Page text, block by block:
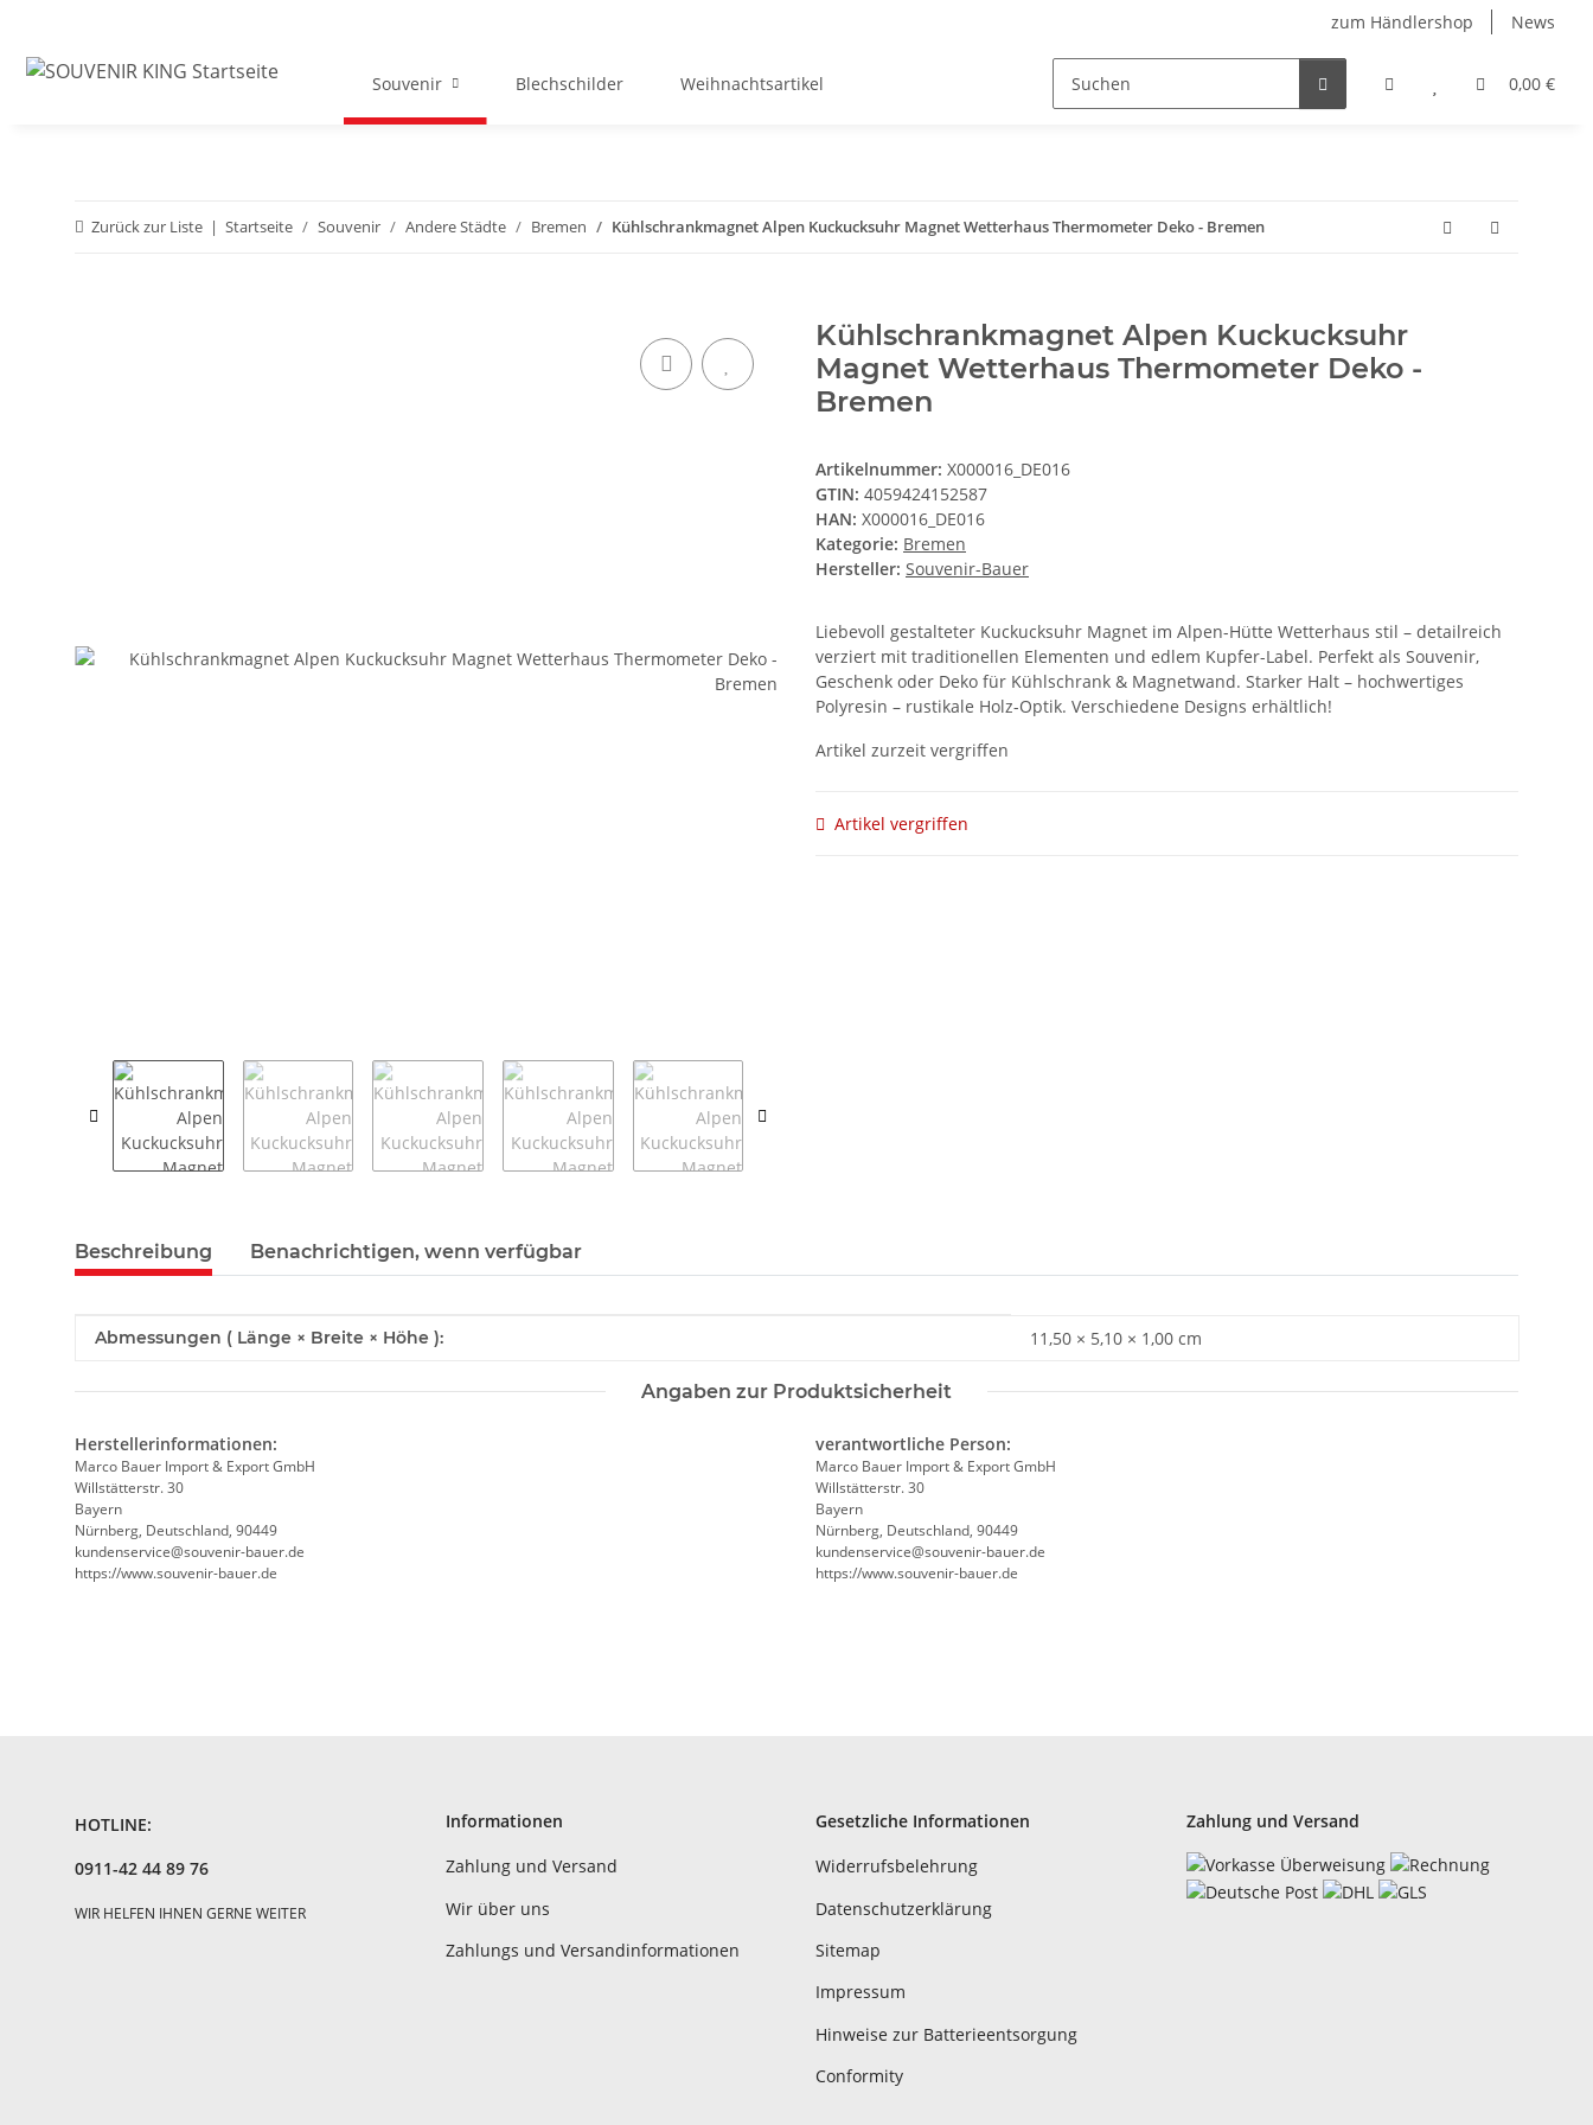
zum Händlershop News
0,00 €
Souvenir Blechschilder Weihnachtsartikel
Zurück zur Liste Startseite Souvenir Andere Städte Bremen Kühlschrankmagnet Alpen Kuckucksuhr Magnet Wetterhaus Thermometer Deko - Bremen
Kühlschrankmagnet Alpen Kuckucksuhr
Magnet Wetterhaus Thermometer Deko -
Bremen
Artikelnummer: X000016_DE016
GTIN: 4059424152587
HAN: X000016_DE016
Kategorie: Bremen
Hersteller: Souvenir-Bauer
Liebevoll gestalteter Kuckucksuhr Magnet im Alpen-Hütte Wetterhaus stil – detailreich
verziert mit traditionellen Elementen und edlem Kupfer-Label. Perfekt als Souvenir,
Geschenk oder Deko für Kühlschrank & Magnetwand. Starker Halt – hochwertiges
Polyresin – rustikale Holz-Optik. Verschiedene Designs erhältlich!
Artikel zurzeit vergriffen
Artikel vergriffen
weitere Registerkarten anzeigen
Beschreibung Benachrichtigen, wenn verfügbar
Produkteigenschaft
Wert
Abmessungen ( Länge × Breite × Höhe ): 11,50 × 5,10 × 1,00 cm
Angaben zur Produktsicherheit
Herstellerinformationen:
Marco Bauer Import & Export GmbH
Willstätterstr. 30
Bayern
Nürnberg, Deutschland, 90449
kundenservice@souvenir-bauer.de
https://www.souvenir-bauer.de
verantwortliche Person:
Marco Bauer Import & Export GmbH
Willstätterstr. 30
Bayern
Nürnberg, Deutschland, 90449
kundenservice@souvenir-bauer.de
https://www.souvenir-bauer.de
HOTLINE:
0911-42 44 89 76
WIR HELFEN IHNEN GERNE WEITER
Informationen
Zahlung und Versand
Wir über uns
Zahlungs und Versandinformationen
Gesetzliche Informationen
Widerrufsbelehrung
Datenschutzerklärung
Sitemap
Impressum
Hinweise zur Batterieentsorgung
Conformity
Zahlung und Versand